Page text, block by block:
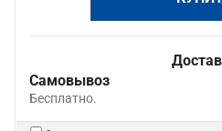
Самовывоз
Бесплатно.